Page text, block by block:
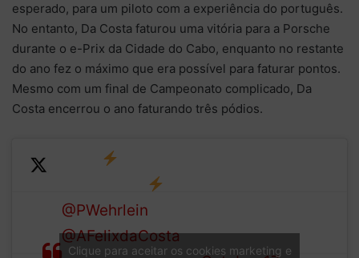
esperado, para um piloto com a experiência do português.
No entanto, Da Costa faturou uma vitória para a Porsche
durante o e-Prix da Cidade do Cabo, enquanto no restante
do ano fez o máximo que era possível para faturar pontos.
Mesmo com um final de Campeonato complicado, Da
Costa encerrou o ano faturando três pódios.
@PWehrlein
@AFelixdaCosta
(@FIAFormulaE)
Clique para aceitar os cookies marketing e